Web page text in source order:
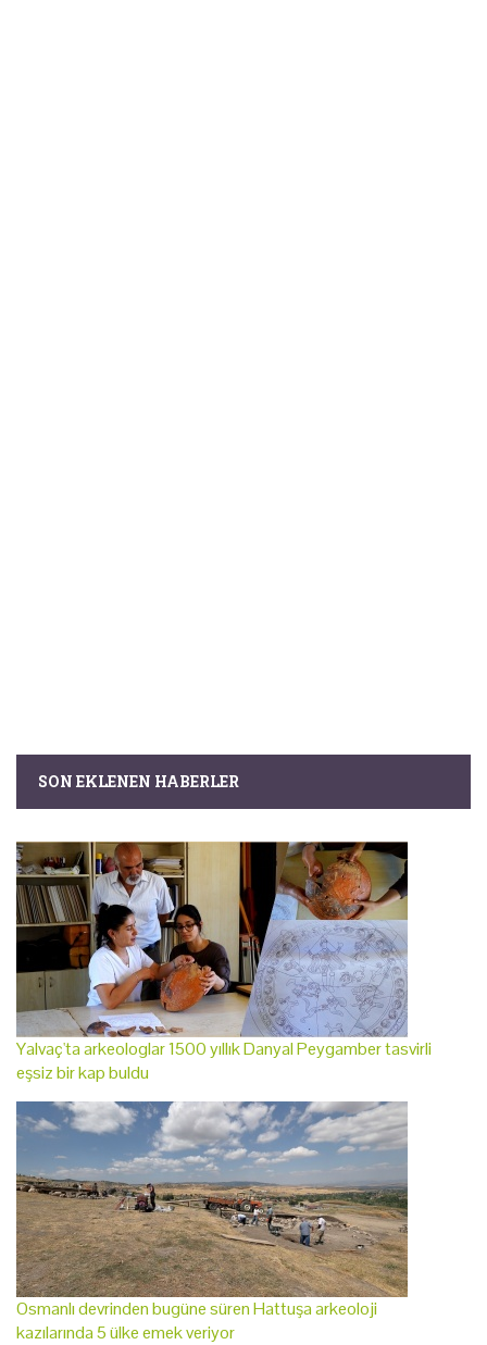
SON EKLENEN HABERLER
Yalvaç'ta arkeologlar 1500 yıllık Danyal Peygamber tasvirli
eşsiz bir kap buldu
Osmanlı devrinden bugüne süren Hattuşa arkeoloji
kazılarında 5 ülke emek veriyor